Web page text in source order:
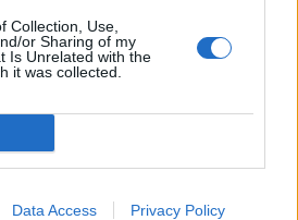
Collection, Use,
or Sharing of my
Is Unrelated with the
it was collected.
Data Access Privacy Policy
πρόγραμμα βαριάς